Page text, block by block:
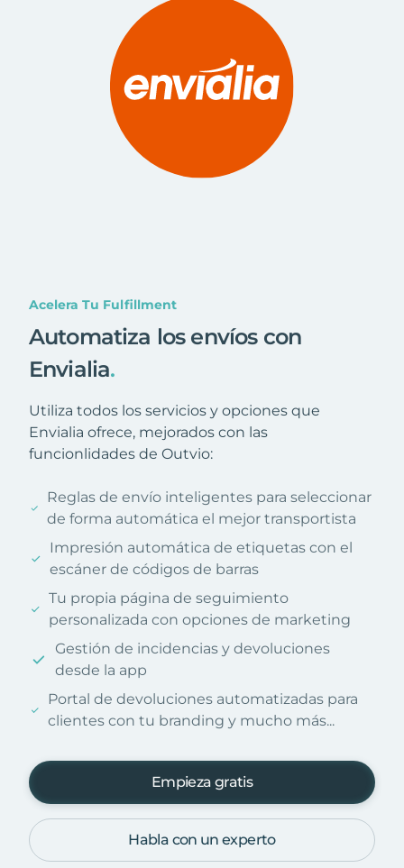
Acelera Tu Fulfillment
Automatiza los envíos con
Envialia.
Utiliza todos los servicios y opciones que
Envialia ofrece, mejorados con las
funcionlidades de Outvio:
Reglas de envío inteligentes para seleccionar
de forma automática el mejor transportista
Impresión automática de etiquetas con el
escáner de códigos de barras
Tu propia página de seguimiento
personalizada con opciones de marketing
Gestión de incidencias y devoluciones
desde la app
Portal de devoluciones automatizadas para
clientes con tu branding y mucho más...
Empieza gratis
Habla con un experto